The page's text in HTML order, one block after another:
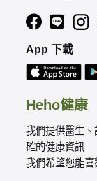
Heho健康
我們提供醫生
確的健康資訊
我們希望您能喜
App 下載